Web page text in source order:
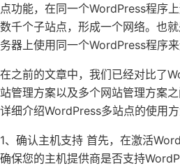
点功能，在同一个WordPress程序
数千个子站点，形成一个网络。也
务器上使用同一个WordPress程序来
在之前的文章中，我们已经对比了
站管理方案以及多个网站管理方案
详细介绍WordPress多站点的使用方
1、确认主机支持 首先，在激活
确保您的主机提供商是否支持